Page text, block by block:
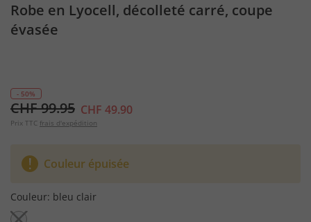
Robe en Lyocell, décolleté carré, coupe
évasée
- 50%
CHF 99.95 CHF 49.90
Prix TTC frais d'expédition
Couleur épuisée
Couleur: bleu clair